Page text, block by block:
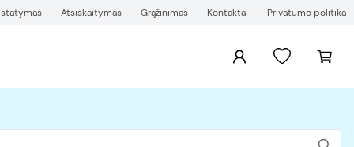
Atsiskaitymas Grąžinimas Kontaktai Privatumo politika